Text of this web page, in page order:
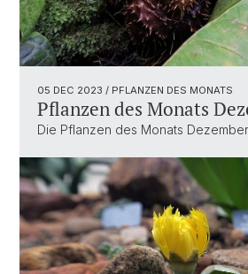
05 DEC 2023 / PFLANZEN DES MONATS
Pflanzen des Monats
Die Pflanzen des Monats